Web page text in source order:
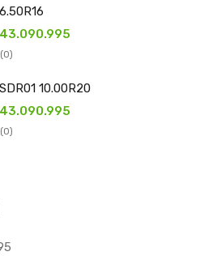
(0)
10.00R20
(0)